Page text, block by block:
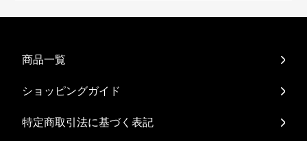
商品一覧
ショッピングガイド
特定商取引法に基づく表記